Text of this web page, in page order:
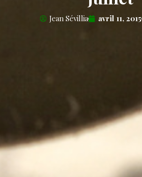
Jean Sévillia avril 11, 2015